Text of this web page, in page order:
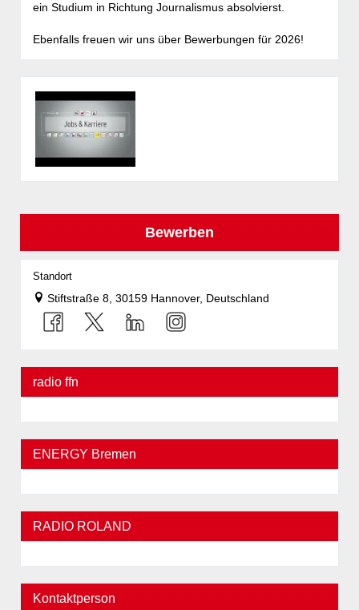
ein Studium in Richtung Journalismus absolvierst.
Ebenfalls freuen wir uns über Bewerbungen für 2026!
Bewerben
Standort
Stiftstraße 8, 30159 Hannover, Deutschland
radio ffn
ENERGY Bremen
RADIO ROLAND
Kontaktperson